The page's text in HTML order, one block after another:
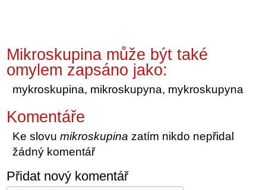
Mikroskupina může být také
omylem zapsáno jako:
mykroskupina, mikroskupyna, mykroskupyna
Komentáře
Ke slovumikroskupina zatím nikdo nepřidal
žádný komentář
Přidat nový komentář